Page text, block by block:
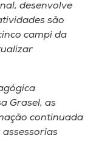
desenvolve
são
campi da
Grasel, as
continuada